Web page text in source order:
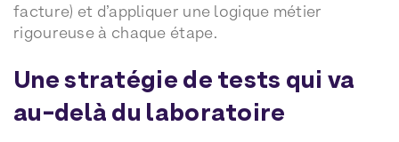
facture) et d’appliquer une logique métier
rigoureuse à chaque étape.
Une stratégie de tests qui va
au-delà du laboratoire